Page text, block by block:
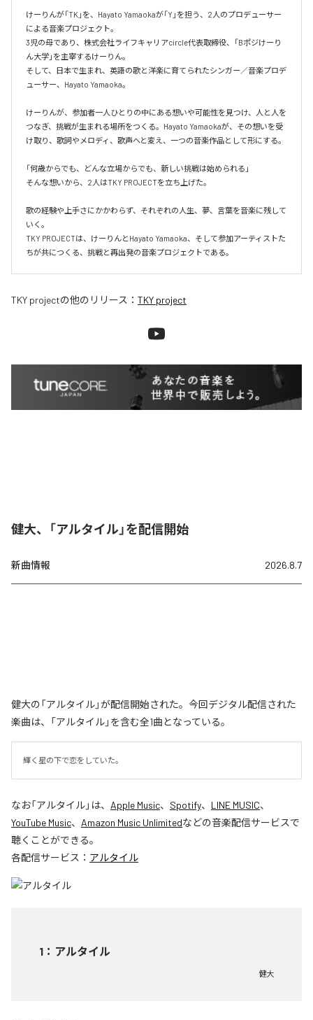
けーりんが「TK」を、Hayato Yamaokaが「Y」を担う、2人のプロデューサー
による音楽プロジェクト。
3児の母であり、株式会社ライフキャリアcircle代表取締役、「Bポジけーり
ん大学」を主宰するけーりん。
そして、日本で生まれ、英語の歌と洋楽に育てられたシンガー／音楽プロデ
ューサー、Hayato Yamaoka。
けーりんが、参加者一人ひとりの中にある想いや可能性を見つけ、人と人を
つなぎ、挑戦が生まれる場所をつくる。Hayato Yamaokaが、その想いを受
け取り、歌詞やメロディ、歌声へと変え、一つの音楽作品として形にする。
「何歳からでも、どんな立場からでも、新しい挑戦は始められる」
そんな想いから、2人はTKY PROJECTを立ち上げた。
歌の経験や上手さにかかわらず、それぞれの人生、夢、言葉を音楽に残して
いく。
TKY PROJECTは、けーりんとHayato Yamaoka、そして参加アーティストた
ちが共につくる、挑戦と再出発の音楽プロジェクトである。
TKY projectの他のリリース： TKY project
健大、「アルタイル」を配信開始
新曲情報 2026.8.7
健大の「アルタイル」が配信開始された。今回デジタル配信された
楽曲は、「アルタイル」を含む全1曲となっている。
輝く星の下で恋をしていた。
なお「アルタイル」は、 Apple Music、 Spotify、 LINE MUSIC、
YouTube Music、 Amazon Music Unlimitedなどの音楽配信サービスで
聴くことができる。
各配信サービス： アルタイル
1 ： アルタイル
健大